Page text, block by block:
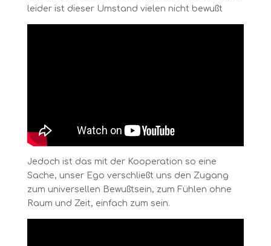
leider ist dieser Umstand vielen nicht bewußt
Jedoch ist das mit der Kooperation so eine
Sache, unser Ego verschließt uns den Zugang
zum universellen Bewußtsein, zum Fühlen ohne
Raum und Zeit, einfach zum sein.